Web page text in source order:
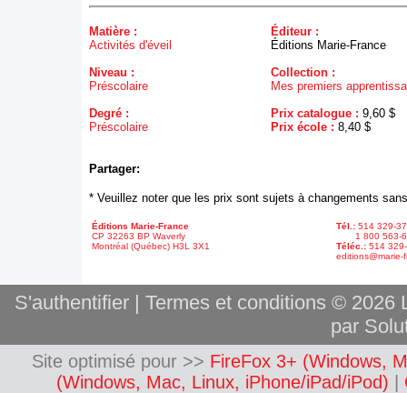
Matière :
Activités d'éveil
Niveau :
Préscolaire
Degré :
Préscolaire
Éditeur :
Éditions Marie-France
Collection :
Mes premiers
Prix catalogue : 9,60 $
Prix école : 8,40 $
Partager:
* Veuillez noter que les prix sont sujets à changements
Éditions Marie-France
CP 32263 BP Waverly
Montréal (Québec) H3L 3X1
Tél.: 514 329-
1 800 563-
Téléc.: 514
editions@marie-
S'authentifier| Termes et conditions © 2026
par
Site optimisé pour >> FireFox 3+ (Windows,
(Windows, Mac, Linux, iPhone/iPad/iPod)